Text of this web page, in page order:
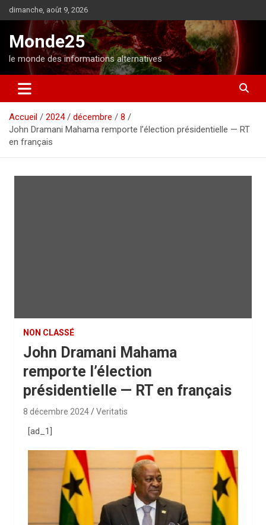
l
o
n
dimanche, août 9, 2026
Monde25
le monde des informations alternatives
Accueil 2024 décembre
8
John Dramani Mahama remporte l’élection présidentielle — RT
en français
NON CLASSÉ
John Dramani Mahama
remporte l’élection
présidentielle — RT en français
8 décembre 2024 Veritatis
[ad_1]